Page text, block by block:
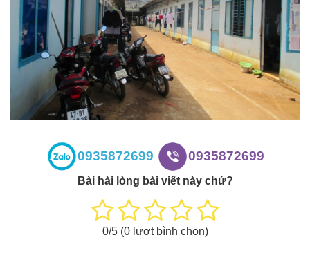
0935872699 0935872699
Bài hài lòng bài viết này chứ?
0/5 (0lượt bình chọn)